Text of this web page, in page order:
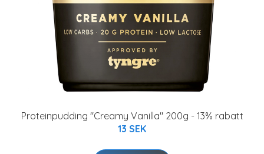
Proteinpudding "Creamy Vanilla" 200g - 13% rabatt
13 SEK